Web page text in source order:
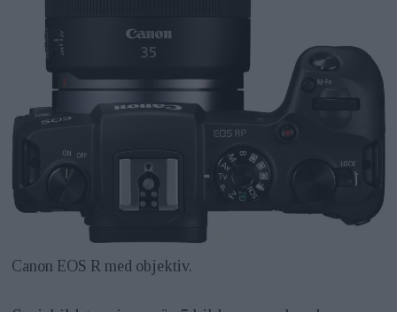
Canon EOS R med objektiv.